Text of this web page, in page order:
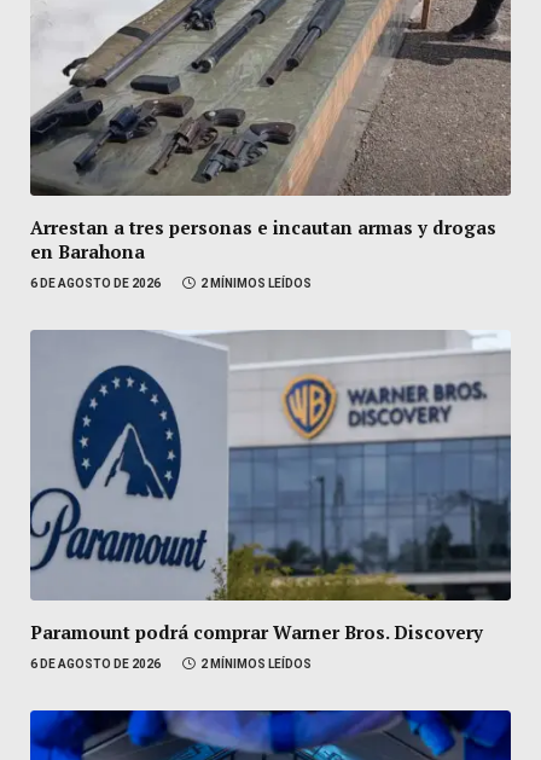
Arrestan a tres personas e incautan armas y drogas
en Barahona
6 DE AGOSTO DE 2026 2 MÍNIMOS LEÍDOS
Paramount podrá comprar Warner Bros. Discovery
6 DE AGOSTO DE 2026 2 MÍNIMOS LEÍDOS